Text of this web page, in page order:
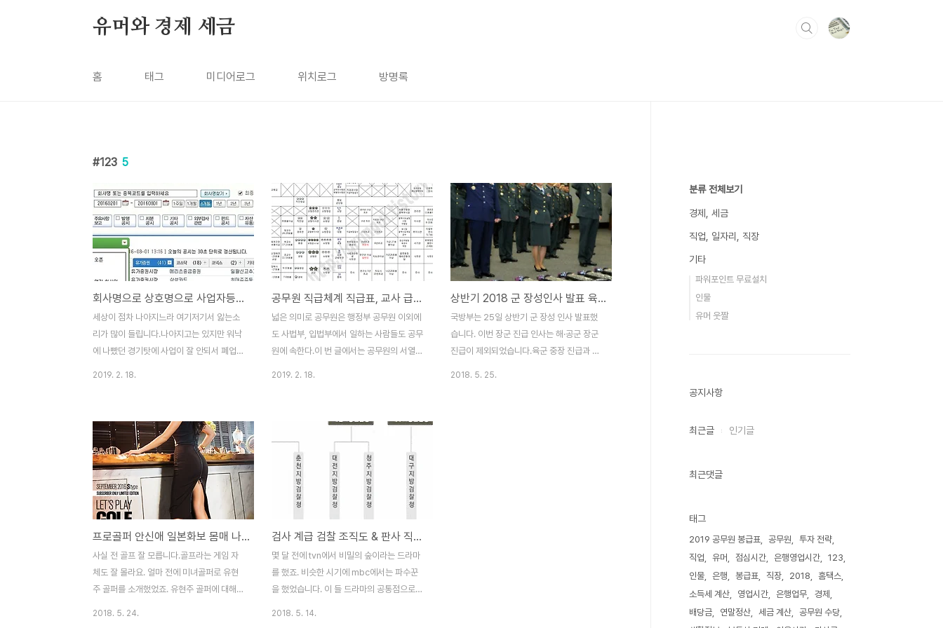
유머와 경제 세금
홈 태그 미디어로그 위치로그 방명록
123 5
회사명으로 상호명으로 사업자등록번호 조회 찾기 검색
세상이 점차 나아지느라 여기저기서 앓는소
리가 많이 들립니다.나아지고는 있지만 워낙
에 나빴던 경기탓에 사업이 잘 안되서 폐업하
월급쟁이로 조용히 회사를 다니면서 살고 있
습니다.오늘 포스팅할 내용은 사업자등록번
호 조회 방법입니다. 제가 마지막으로 했던
사업은 옥션이나 지마켓에서 물건을 파는 것
이었는데요.제법 규모가 컸었습니다.오픈마
켓 판매자도 전자상거래기 때문에 의무적으
로 사업자정보에 통신판매업 신고번호와 사
업자등록번호를 입력해야 합니다.그런데 말
이죠.다른 사업자의 사업자등록번호를 도용
하는 판매자들도 간혹 있습니다.지금은 그런
2019. 2. 18.
공무원 직급체계 직급표, 교사 급수, 판사 직위, 검찰 검사, 군인 계급, 경찰 계급도, 대한민국 의전서열 조선시대 품계 현대 비교
넓은 의미로 공무원은 행정부 공무원 이외에
도 사법부, 입법부에서 일하는 사람들도 공무
원에 속한다.이 번 글에서는 공무원의 서열
전히 다른 체계를 가지고 있어서, 하사나 중
사가 공무원 급수로 치면 어느정도의 공무원
급수에 해당되는지 알기가 쉽지 않다.경찰계
급도 마찬가지다.경찰 계급도 공무원 계급과
마찬가지로 이름만 다를 뿐 9개의 계급으로
나눠진다면 명확하겠지만, 1 계급이 더 있어
서 정확하게 매칭하기가 쉽지가 않다.소방관
관계급도 마찬가지다.경찰 계급의 경위나 소
방 계급의 소방위나 같은 직급인..
2019. 2. 18.
상반기 2018 군 장성인사 발표 육사42기 중장 ROTC 26기 육군 소장 진급자 명단 정진경 장군 육군사관학교 교장
국방부는 25일 상반기 군 장성 인사 발표했
습니다. 이번 장군 진급 인사는 해·공군 장군
진급이 제외되었습니다.육군 중장 진급과 육
2018. 5. 25.
프로골퍼 안신애 일본화보 몸매 나이 골프스윙
사실 전 골프 잘 모릅니다.골프라는 게임 자
체도 잘 몰라요. 얼마 전에 미녀골퍼로 유현
주 골퍼를 소개했었죠. 유현주 골퍼에 대해서
2018. 5. 24.
검사 계급 검찰 조직도 & 판사 직급체계
몇 달 전에 tvn에서 비밀의 숲이라는 드라마
를 했죠. 비슷한 시기에 mbc에서는 파수꾼
을 했었습니다. 이 들 드라마의 공통점으로는
2018. 5. 14.
분류 전체보기
경제, 세금
직업, 일자리, 직장
기타
파워포인트 무료설치
인물
유머 웃짤
공지사항
최근글 인기글
최근댓글
태그
2019 공무원 봉급표 공무원
투자 전략
직업
유머 점심시간 은행영업시간
123
인물
은행 봉급표 직장 2018
홈택스
소득세 계산
영업시간 은행업무
경제
배당금
연말정산 세금 계산
공무원 수당